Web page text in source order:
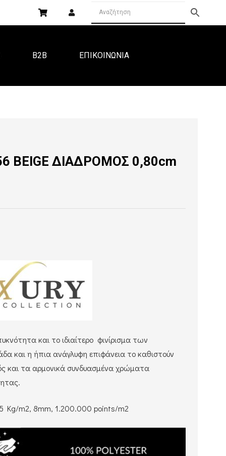
B2B ΕΠΙΚΟΙΝΩΝΙΑ
BEIGE ΔΙΑΔΡΟΜΟΣ 0,80cm
και το ιδιαίτερο φινίρισμα των
και η ήπια ανάγλυφη επιφάνεια το καθιστούν
και τα αρμονικά συνδυασμένα χρώματα
Kg/m2, 8mm, 1.200.000 points/m2